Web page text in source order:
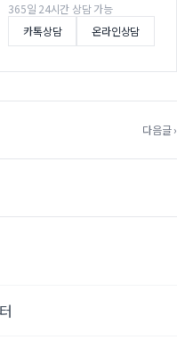
365일 24시간 상담 가능
카톡상담
온라인상담
다음글 ›